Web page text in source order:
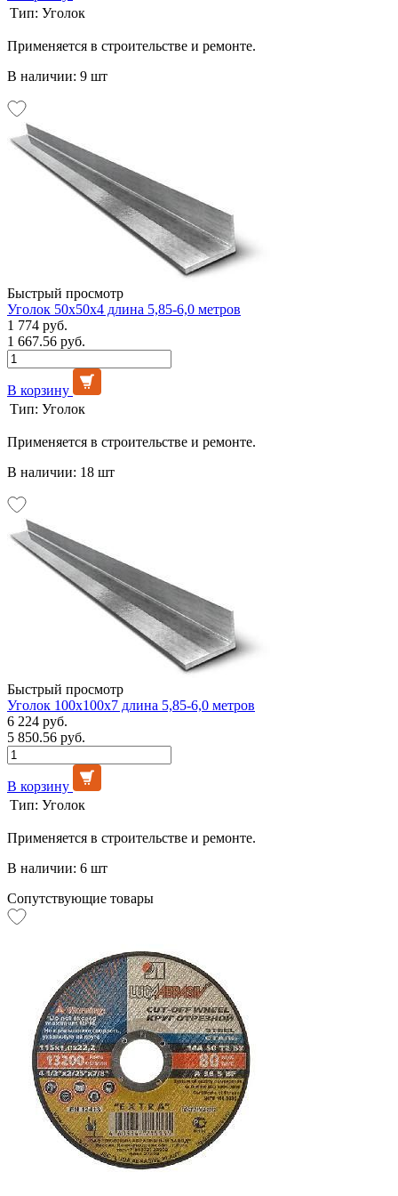
Тип: Уголок
Применяется в строительстве и ремонте.
В наличии: 9 шт
Быстрый просмотр
Уголок 50х50х4 длина 5,85-6,0 метров
1 774 руб.
1 667.56 руб.
В корзину
Тип: Уголок
Применяется в строительстве и ремонте.
В наличии: 18 шт
Быстрый просмотр
Уголок 100х100х7 длина 5,85-6,0 метров
6 224 руб.
5 850.56 руб.
В корзину
Тип: Уголок
Применяется в строительстве и ремонте.
В наличии: 6 шт
Сопутствующие товары